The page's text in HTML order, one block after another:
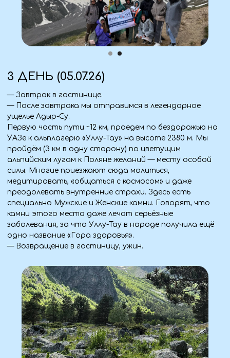
— Завтрак, освобождение номеров.
— Экскурсионная программа с посещением
национального заповедника «Приэльбрусье», подъем и
спуск на гондольной канатной дороге до самой
высокой отметки 3847м.
— Посетим то самое «Денежное кафе», интерьер
которого полностью состоит из купюр разного
номинала и валют. Его стены и потолок — это
уникальная летопись путешествий, оставленная
— Посещение Поляны Нарзанов — минеральные
источники, бьющие из земных недр и содержащие
5 ДЕНЬ (07.07.26)
подъём (100-150 м) прямо к водопаду. Вода с грохотом
обрушивается на базальтовые ступени, разлетаясь
на тысячи брызг, а за спиной — величественный
ледник Семерка. Кадры получатся невероятные!
— Возвращение в гостиницу, ужин.